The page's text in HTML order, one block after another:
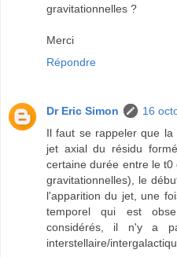
gravitationnelles ?
Merci
Répondre
Dr Eric Simon
16
Il faut se rappeler que
jet axial du résidu
certaine durée entre le
gravitationnelles), le
l'apparition du jet, une
temporel qui est
considérés, il n'y a
interstellaire/